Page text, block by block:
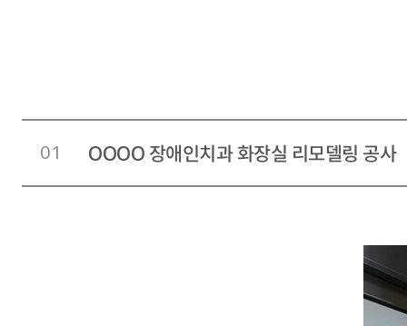
01 OOOO 장애인치과 화장실 리모델링 공사